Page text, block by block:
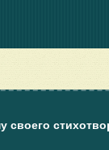
своего